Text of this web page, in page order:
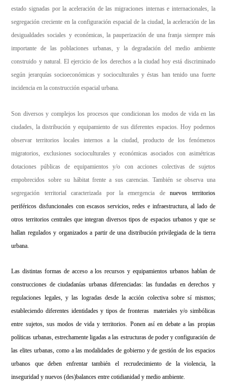
estado signadas por la aceleración de las migraciones internas e internacionales, la
segregación creciente en la configuración espacial de la ciudad, la aceleración de las
desigualdades sociales y económicas, la pauperización de una franja siempre más
importante de las poblaciones urbanas, y la degradación del medio ambiente
construido y natural. El ejercicio de los derechos a la ciudad hoy está discriminado
según jerarquías socioeconómicas y socioculturales y éstas han tenido una fuerte
incidencia en la construcción espacial urbana.
Son diversos y complejos los procesos que condicionan los modos de vida en las
ciudades, la distribución y equipamiento de sus diferentes espacios. Hoy podemos
observar territorios locales internos a la ciudad, producto de los fenómenos
migratorios, exclusiones socioculturales y económicas asociados con asimétricas
dotaciones públicas de equipamientos y/o con acciones colectivas de sujetos
empobrecidos sobre su hábitat frente a sus carencias. También se observa una
segregación territorial caracterizada por la emergencia denuevos territorios
periféricos disfuncionales con escasos servicios, redes e infraestructura, al lado de
otros territorios centrales que integran diversos tipos de espacios urbanos y que se
hallan regulados y organizados a partir de una distribución privilegiada de la tierra
urbana.
Las distintas formas de acceso a los recursos y equipamientos urbanos hablan de
construcciones de ciudadanías urbanas diferenciadas: las fundadas en derechos y
regulaciones legales, y las logradas desde la acción colectiva sobre sí mismos;
estableciendo diferentes identidades y tipos de fronteras materiales y/o simbólicas
entre sujetos, sus modos de vida y territorios. Ponen así en debate a las propias
políticas urbanas, estrechamente ligadas a las estructuras de poder y configuración de
las elites urbanas, como a las modalidades de gobierno y de gestión de los espacios
urbanos que deben enfrentar también el recrudecimiento de la violencia, la
inseguridad y nuevos (des)balances entre cotidianidad y medio ambiente.